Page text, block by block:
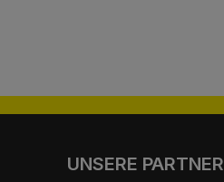
UNSERE PARTNER